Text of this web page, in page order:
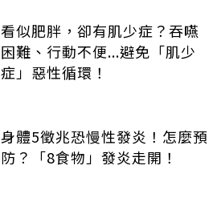
看似肥胖，卻有肌少症？吞嚥
困難、行動不便...避免「肌少
症」惡性循環！
身體5徵兆恐慢性發炎！怎麼預
防？「8食物」發炎走開！